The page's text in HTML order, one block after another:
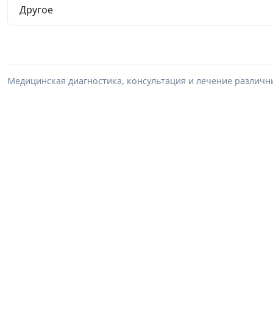
Другое
Медицинская диагностика, консультация и лечение